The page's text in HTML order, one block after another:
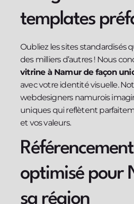
templates
Oubliez les sites standardisés
des milliers d’autres ! Nous
vitrine à Namur de façon
avec votre identité visuelle.
webdesigners namurois
uniques qui reflètent
et vos valeurs.
optimisé pour
sa région